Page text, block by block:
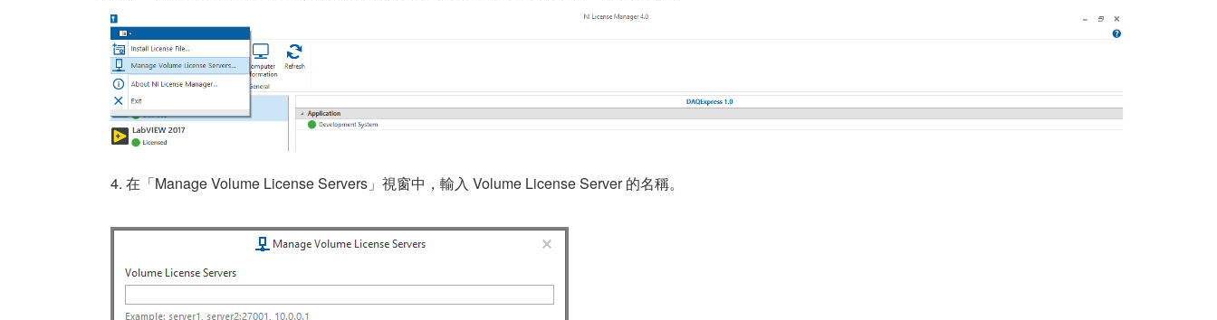
4. 在「Manage Volume License Servers」視窗中，輸入 Volume License Server 的名稱。